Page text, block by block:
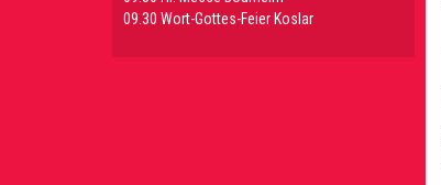
09.30 Wort-Gottes-Feier Koslar